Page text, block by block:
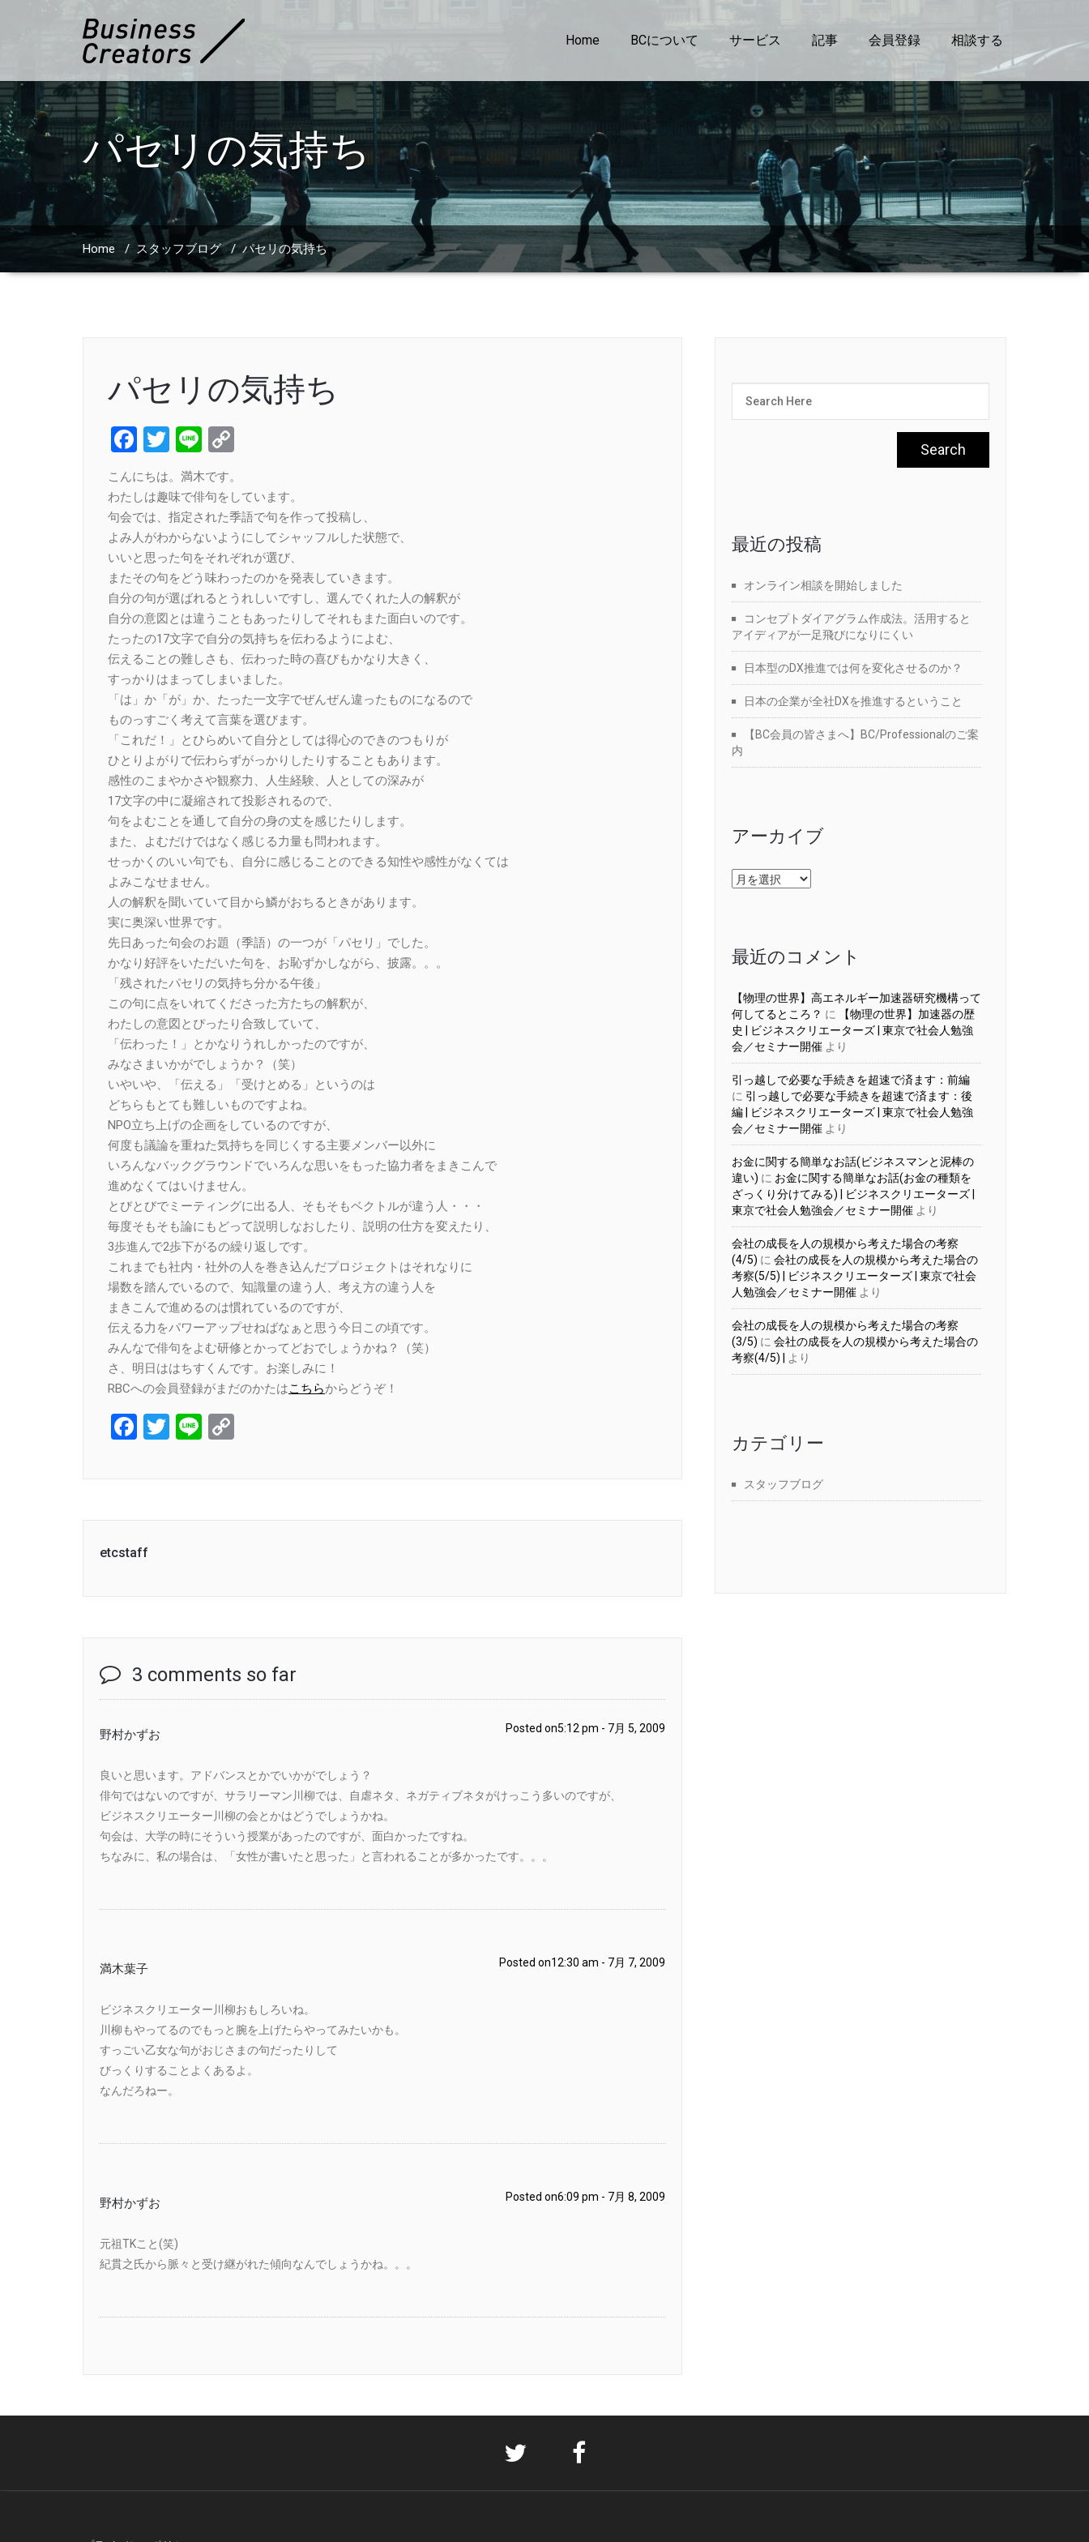
Home BCについて サービス 記事 会員登録 相談する
パセリの気持ち
Home / スタッフブログ/パセリの気持ち
パセリの気持ち
Facebook
Twitter
Line
こんにちは。満木です。
わたしは趣味で俳句をしています。
句会では、指定された季語で句を作って投稿し、
よみ人がわからないようにしてシャッフルした状態で、
いいと思った句をそれぞれが選び、
またその句をどう味わったのかを発表していきます。
自分の句が選ばれるとうれしいですし、選んでくれた人の解釈が
自分の意図とは違うこともあったりしてそれもまた面白いのです。
たったの17文字で自分の気持ちを伝わるようによむ、
伝えることの難しさも、伝わった時の喜びもかなり大きく、
すっかりはまってしまいました。
「は」か「が」か、たった一文字でぜんぜん違ったものになるので
ものっすごく考えて言葉を選びます。
「これだ！」とひらめいて自分としては得心のできのつもりが
ひとりよがりで伝わらずがっかりしたりすることもあります。
感性のこまやかさや観察力、人生経験、人としての深みが
17文字の中に凝縮されて投影されるので、
句をよむことを通して自分の身の丈を感じたりします。
また、よむだけではなく感じる力量も問われます。
せっかくのいい句でも、自分に感じることのできる知性や感性がなくては
よみこなせません。
人の解釈を聞いていて目から鱗がおちるときがあります。
実に奥深い世界です。
先日あった句会のお題（季語）の一つが「パセリ」でした。
かなり好評をいただいた句を、お恥ずかしながら、披露。。。
「残されたパセリの気持ち分かる午後」
この句に点をいれてくださった方たちの解釈が、
わたしの意図とぴったり合致していて、
「伝わった！」とかなりうれしかったのですが、
みなさまいかがでしょうか？（笑）
いやいや、「伝える」「受けとめる」というのは
どちらもとても難しいものですよね。
NPO立ち上げの企画をしているのですが、
何度も議論を重ねた気持ちを同じくする主要メンバー以外に
いろんなバックグラウンドでいろんな思いをもった協力者をまきこんで
進めなくてはいけません。
とびとびでミーティングに出る人、そもそもベクトルが違う人・・・
毎度そもそも論にもどって説明しなおしたり、説明の仕方を変えたり、
3歩進んで2歩下がるの繰り返しです。
これまでも社内・社外の人を巻き込んだプロジェクトはそれなりに
場数を踏んでいるので、知識量の違う人、考え方の違う人を
まきこんで進めるのは慣れているのですが、
伝える力をパワーアップせねばなぁと思う今日この頃です。
みんなで俳句をよむ研修とかってどおでしょうかね？（笑）
さ、明日ははちすくんです。お楽しみに！
RBCへの会員登録がまだのかたはこちらからどうぞ！
Facebook
Twitter
Line
etcstaff
3 comments so far
野村かずお Posted on5:12 pm - 7月 5, 2009
良いと思います。アドバンスとかでいかがでしょう？
俳句ではないのですが、サラリーマン川柳では、自虐ネタ、ネガティブネタがけっこう多いのですが、
ビジネスクリエーター川柳の会とかはどうでしょうかね。
句会は、大学の時にそういう授業があったのですが、面白かったですね。
ちなみに、私の場合は、「女性が書いたと思った」と言われることが多かったです。。。
満木葉子 Posted on12:30 am - 7月 7, 2009
ビジネスクリエーター川柳おもしろいね。
川柳もやってるのでもっと腕を上げたらやってみたいかも。
すっごい乙女な句がおじさまの句だったりして
びっくりすることよくあるよ。
なんだろねー。
野村かずお Posted on6:09 pm - 7月 8, 2009
元祖TKこと(笑)
紀貫之氏から脈々と受け継がれた傾向なんでしょうかね。。。
最近の投稿
オンライン相談を開始しました
コンセプトダイアグラム作成法。活用すると
アイディアが一足飛びになりにくい
日本型のDX推進では何を変化させるのか？
日本の企業が全社DXを推進するということ
【BC会員の皆さまへ】BC/Professionalのご案
内
アーカイブ
ア
ー
最近のコメント
【物理の世界】高エネルギー加速器研究機構って
何してるところ？ に
【物理の世界】加速器の歴
史 | ビジネスクリエーターズ | 東京で社会人勉強
会／セミナー開催 より
引っ越しで必要な手続きを超速で済ます：前編
に 引っ越しで必要な手続きを超速で済ます：後
編 | ビジネスクリエーターズ | 東京で社会人勉強
会／セミナー開催 より
お金に関する簡単なお話(ビジネスマンと泥棒の
違い) に お金に関する簡単なお話(お金の種類を
ざっくり分けてみる) | ビジネスクリエーターズ |
東京で社会人勉強会／セミナー開催 より
会社の成長を人の規模から考えた場合の考察
(4/5) に 会社の成長を人の規模から考えた場合の
考察(5/5) | ビジネスクリエーターズ | 東京で社会
人勉強会／セミナー開催 より
会社の成長を人の規模から考えた場合の考察
(3/5) に 会社の成長を人の規模から考えた場合の
考察(4/5) |
より
カテゴリー
スタッフブログ